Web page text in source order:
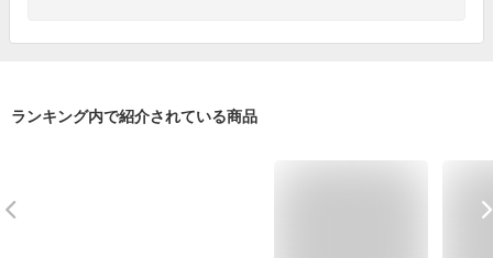
ランキング内で紹介されている商品